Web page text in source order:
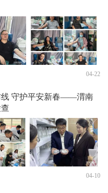
04-22
线 守护平安新春——渭南
04-10